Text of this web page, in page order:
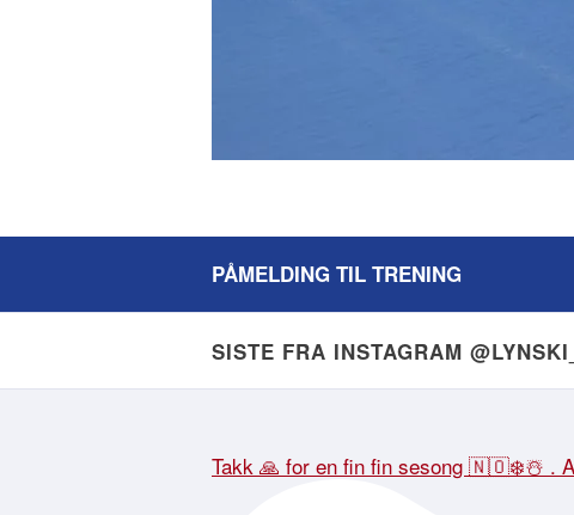
PÅMELDING TIL TRENING
SISTE FRA INSTAGRAM
Takk 🙏 for en fin fin sesong 🇳🇴❄️☃️ .